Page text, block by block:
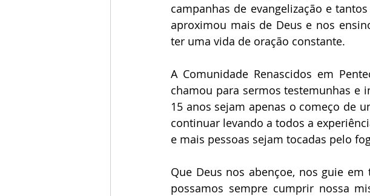
campanhas de evangelização e
aproximou mais de Deus e nos
ter uma vida de oração constante.
A Comunidade Renascidos em
chamou para sermos testemunhas e
15 anos sejam apenas o começo de
continuar levando a todos a
e mais pessoas sejam tocadas pelo
Que Deus nos abençoe, nos guie
possamos sempre cumprir nossa